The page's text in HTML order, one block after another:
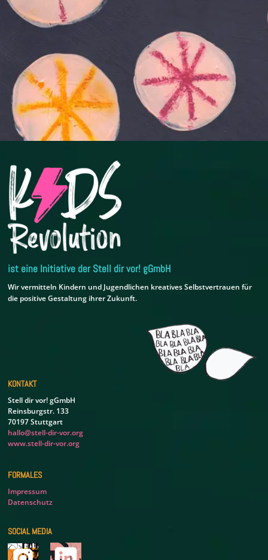
ist eine Initiative der Stell dir vor! gGmbH
Wir vermitteln Kindern und Jugendlichen kreatives Selbstvertrauen für
die positive Gestaltung ihrer Zukunft.
KONTAKT
Stell dir vor! gGmbH
Reinsburgstr. 133
70197 Stuttgart
hallo@stell-dir-vor.org
www.stell-dir-vor.org
FORMALES
Impressum
Datenschutz
SOCIAL MEDIA